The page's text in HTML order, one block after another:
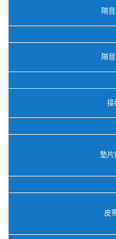
隔
隔
接
墊片
皮